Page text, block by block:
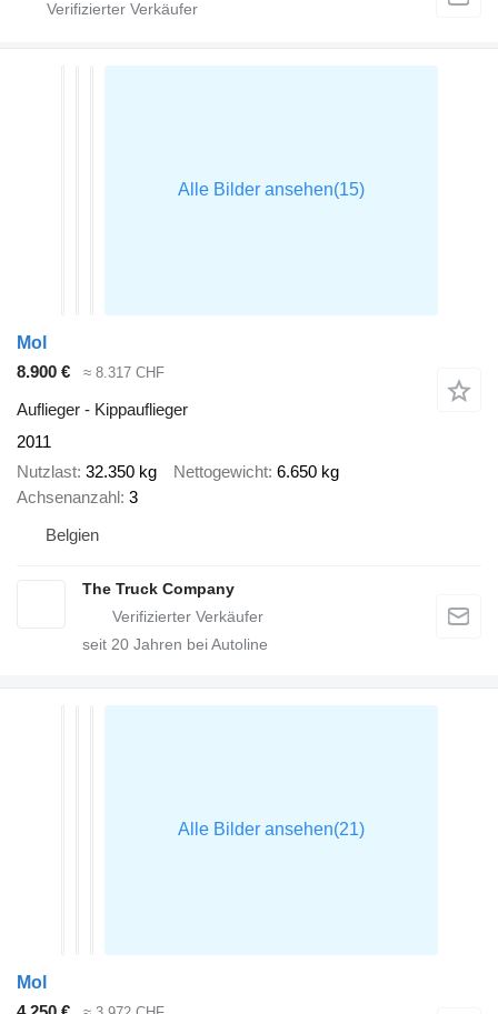
Mol
8.900 €
≈ 8.317 CHF
Auflieger - Kippauflieger
2011
Nutzlast 32.350 kg Nettogewicht 6.650 kg
Achsenanzahl 3
Belgien
The Truck Company
seit 20 Jahren bei Autoline
Mol